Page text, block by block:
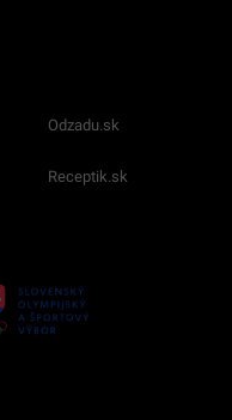
Odzadu.sk
Receptik.sk